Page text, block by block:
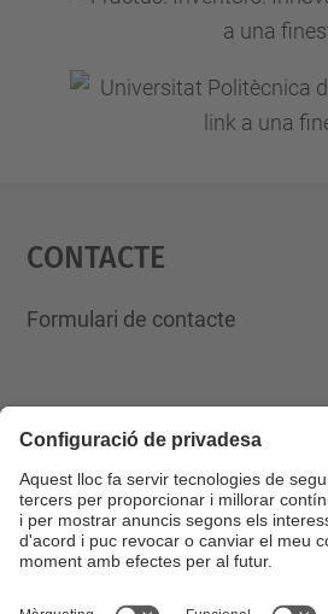
Contacte
Formulari de contacte
© UPCFractus-UPC. Deep Tech Hub.
Desenvolupat amb
Mapa del lloc
Avís legal